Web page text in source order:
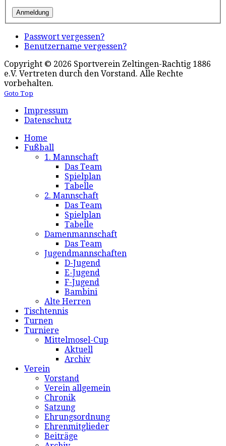
Passwort vergessen?
Benutzername vergessen?
Copyright © 2026 Sportverein Zeltingen-Rachtig 1886
e.V. Vertreten durch den Vorstand. Alle Rechte
vorbehalten.
Goto Top
Impressum
Datenschutz
Home
Fußball
1. Mannschaft
Das Team
Spielplan
Tabelle
2. Mannschaft
Das Team
Spielplan
Tabelle
Damenmannschaft
Das Team
Jugendmannschaften
D-Jugend
E-Jugend
F-Jugend
Bambini
Alte Herren
Tischtennis
Turnen
Turniere
Mittelmosel-Cup
Aktuell
Archiv
Verein
Vorstand
Verein allgemein
Chronik
Satzung
Ehrungsordnung
Ehrenmitglieder
Beiträge